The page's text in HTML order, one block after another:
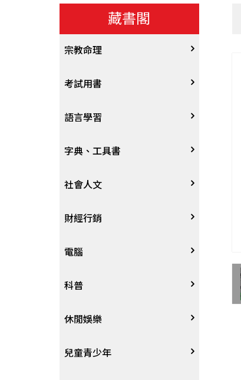
藏書閣
宗教命理
宗教
星象星座命理
考試用書
四技二專大學
國考、檢定
留學考試
學習法/考試方法
國中小參考書
語言學習
英語/美語
日語
韓語
歐語
東南亞語
閩南語/台語
其他語言
字典、工具書
字辭典
百科、圖鑑
地圖集
其他工具書
社會人文
社會學、人文思想
法律
政治
軍事
哲學
財經行銷
行銷廣告
談判溝通
電子商務&趨勢
生涯規劃
電腦
軟體
硬體
技能檢定
科普
大自然動植物
天文地理
休閒娛樂
體育運動
兒童青少年